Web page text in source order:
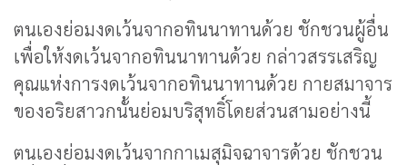
ตนเองย่อมงดเว้นจากอทินนาทานด้วย ชักชวนผู้อื่น
เพื่อให้งดเว้นจากอทินนาทานด้วย กล่าวสรรเสริญ
คุณแห่งการงดเว้นจากอทินนาทานด้วย กายสมาจาร
ของอริยสาวกนั้นย่อมบริสุทธิ์โดยส่วนสามอย่างนี้
ตนเองย่อมงดเว้นจากกาเมสุมิจฉาจารด้วย ชักชวน